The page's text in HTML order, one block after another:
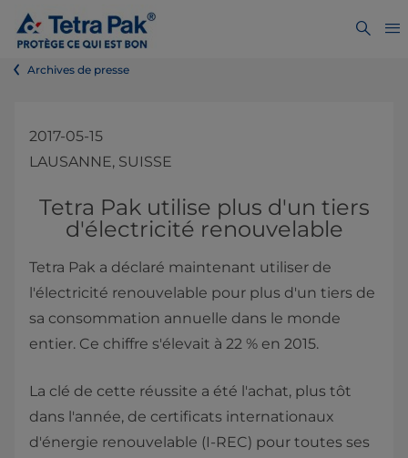
Archives de presse
2017-05-15
LAUSANNE, SUISSE
​​​​​​​​​​​​​​​​​​​​Tetra Pak utilise plus d'un tiers
d'électricité renouvelable​
Tetra Pak a déclaré maintenant utiliser de
l'électricité renouvelable pour plus d'un tiers de
sa consommation annuelle dans le monde
entier. Ce chiffre s'élevait à 22 % en 2015.
La clé de cette réussite a été l'achat, plus tôt
dans l'année, de certificats internationaux
d'énergie renouvelable (I-REC) pour toutes ses